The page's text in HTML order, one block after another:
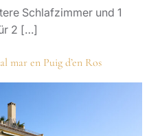
Schlafzimmer und 1
2 […]
mar en Puig d’en Ros